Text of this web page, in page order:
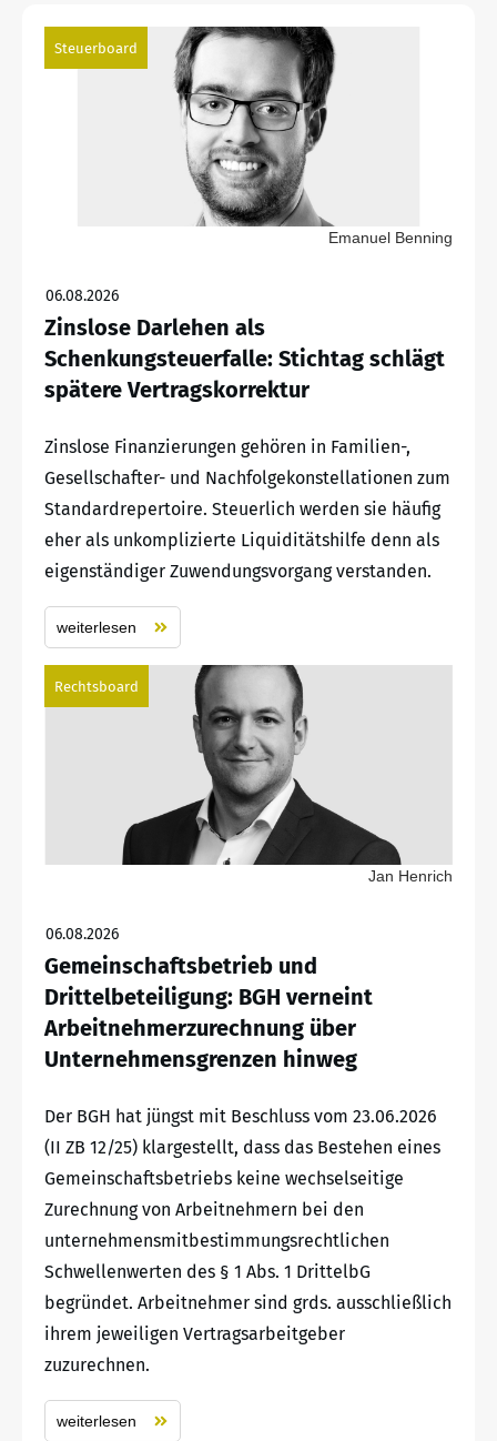
Steuerboard
Emanuel Benning
06.08.2026
Zinslose Darlehen als
Schenkungsteuerfalle: Stichtag schlägt
spätere Vertragskorrektur
Zinslose Finanzierungen gehören in Familien-,
Gesellschafter- und Nachfolgekonstellationen zum
Standardrepertoire. Steuerlich werden sie häufig
eher als unkomplizierte Liquiditätshilfe denn als
eigenständiger Zuwendungsvorgang verstanden.
weiterlesen
Rechtsboard
Jan Henrich
06.08.2026
Gemeinschaftsbetrieb und
Drittelbeteiligung: BGH verneint
Arbeitnehmerzurechnung über
Unternehmensgrenzen hinweg
Der BGH hat jüngst mit Beschluss vom 23.06.2026
(II ZB 12/25) klargestellt, dass das Bestehen eines
Gemeinschaftsbetriebs keine wechselseitige
Zurechnung von Arbeitnehmern bei den
unternehmensmitbestimmungsrechtlichen
Schwellenwerten des § 1 Abs. 1 DrittelbG
begründet. Arbeitnehmer sind grds. ausschließlich
ihrem jeweiligen Vertragsarbeitgeber
zuzurechnen.
weiterlesen